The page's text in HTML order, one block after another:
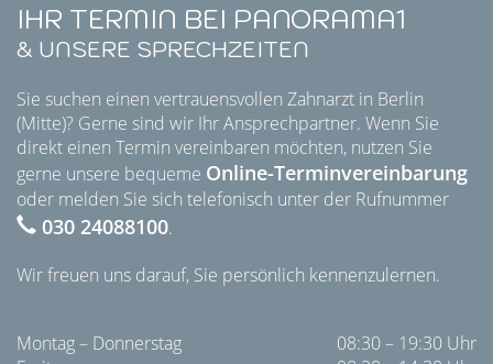
IHR TERMIN BEI PANORAMA1
& UNSERE SPRECHZEITEN
Sie suchen einen vertrauensvollen Zahnarzt in Berlin
(Mitte)? Gerne sind wir Ihr Ansprechpartner. Wenn Sie
direkt einen Termin vereinbaren möchten, nutzen Sie
gerne unsere bequeme Online-Terminvereinbarung
oder melden Sie sich telefonisch unter der Rufnummer
030 24088100.
Wir freuen uns darauf, Sie persönlich kennenzulernen.
Montag – Donnerstag
08:30 – 19:30 Uhr